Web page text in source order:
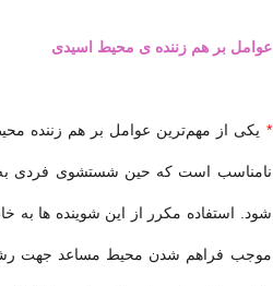
عوامل بر هم زننده ی محیط اسیدی
* یکی از مهم‌ترین عوامل بر هم زننده
نامناسب است که حین شستشوی فردی به
موجب فراهم شدن محیط مساعد جهت رشد و